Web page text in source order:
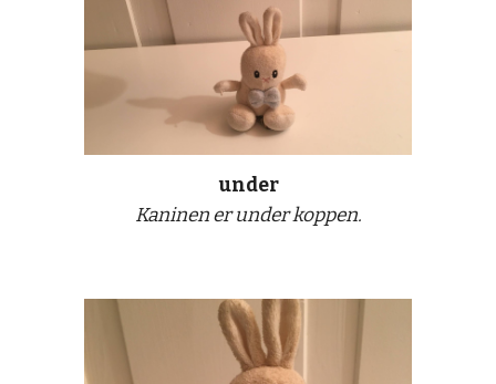
under
Kaninen er under koppen.